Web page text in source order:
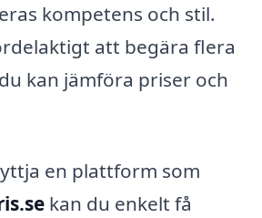
kompetens och stil.
att begära flera
kan jämföra priser och
en plattform som
kan du enkelt få